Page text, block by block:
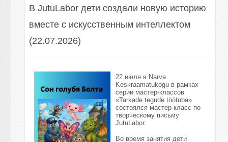
В JutuLabor дети создали новую историю
вместе с искусственным интеллектом
(22.07.2026)
22июля в Narva
Keskraamatukogu в рамках
серии мастер-классов
«Tarkade tegude töötuba»
состоялся мастер-класс по
творческому письму
JutuLabor.
Во время занятия дети